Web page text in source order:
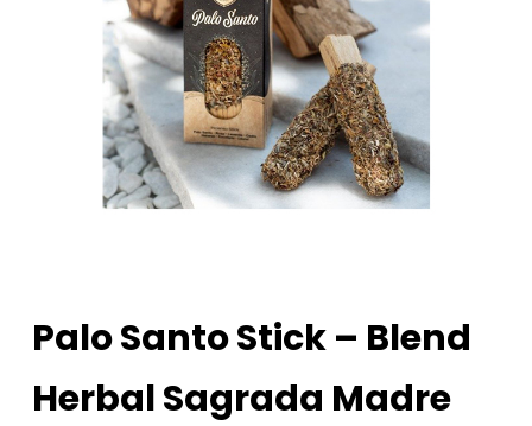
Palo Santo Stick – Blend
Herbal Sagrada Madre